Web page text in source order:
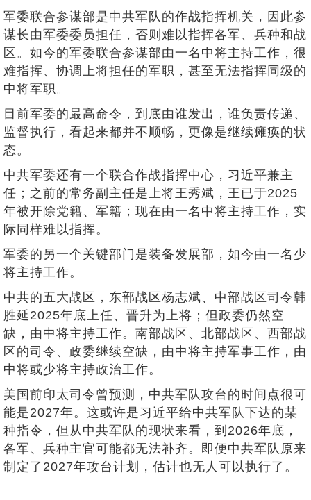
军委联合参谋部是中共军队的作战指挥机关，因此参
谋长由军委委员担任，否则难以指挥各军、兵种和战
区。如今的军委联合参谋部由一名中将主持工作，很
难指挥、协调上将担任的军职，甚至无法指挥同级的
中将军职。
目前军委的最高命令，到底由谁发出，谁负责传递、
监督执行，看起来都并不顺畅，更像是继续瘫痪的状
态。
中共军委还有一个联合作战指挥中心，习近平兼主
任；之前的常务副主任是上将王秀斌，王已于2025
年被开除党籍、军籍；现在由一名中将主持工作，实
际同样难以指挥。
军委的另一个关键部门是装备发展部，如今由一名少
将主持工作。
中共的五大战区，东部战区杨志斌、中部战区司令韩
胜延2025年底上任、晋升为上将；但政委仍然空
缺，由中将主持工作。南部战区、北部战区、西部战
区的司令、政委继续空缺，由中将主持军事工作，由
中将或少将主持政治工作。
美国前印太司令曾预测，中共军队攻台的时间点很可
能是2027年。这或许是习近平给中共军队下达的某
种指令，但从中共军队的现状来看，到2026年底，
各军、兵种主官可能都无法补齐。即便中共军队原来
制定了2027年攻台计划，估计也无人可以执行了。